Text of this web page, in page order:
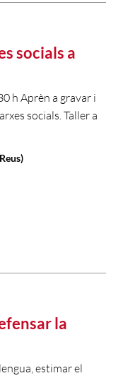
socials a
h Aprèn a gravar i
socials. Taller a
la
estimar el